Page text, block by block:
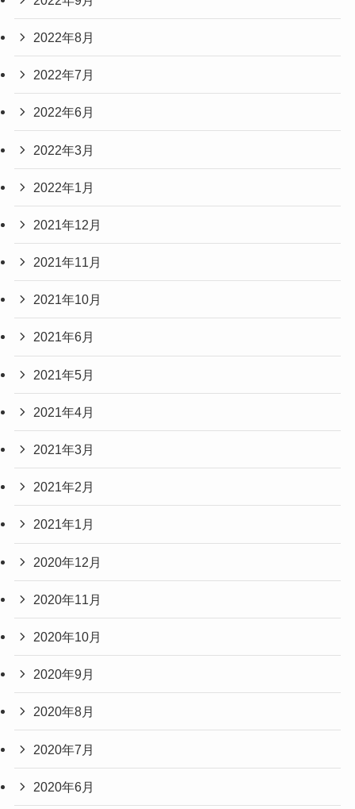
2022年8月
2022年7月
2022年6月
2022年3月
2022年1月
2021年12月
2021年11月
2021年10月
2021年6月
2021年5月
2021年4月
2021年3月
2021年2月
2021年1月
2020年12月
2020年11月
2020年10月
2020年9月
2020年8月
2020年7月
2020年6月